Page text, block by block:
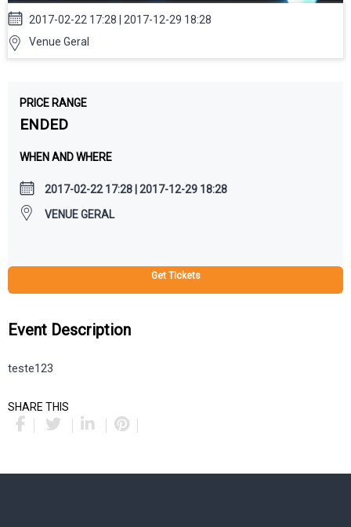
2017-02-22 17:28 | 2017-12-29 18:28
Venue Geral
PRICE RANGE
ENDED
WHEN AND WHERE
2017-02-22 17:28 | 2017-12-29 18:28
VENUE GERAL
Get Tickets
Event Description
teste123
SHARE THIS